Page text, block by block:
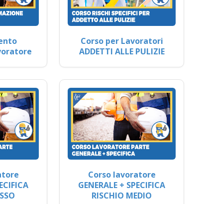
Corso per Lavoratori
ADDETTI ALLE PULIZIE
Corso lavoratore
GENERALE + SPECIFICA
RISCHIO MEDIO